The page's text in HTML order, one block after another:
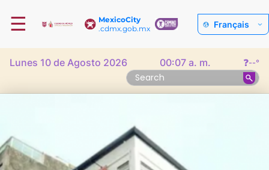
MexicoCity
.cdmx.gob.mx
☰ Français
Lunes 10 de Agosto 2026 00:07 a. m. ❓--°